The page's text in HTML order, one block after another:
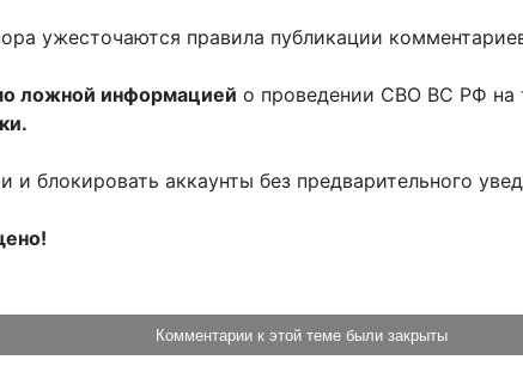
ужесточаются правила публикации
ложной информацией о проведении СВО ВС РФ на
блокировать аккаунты без предварительного
Комментарии к этой теме были закрыты